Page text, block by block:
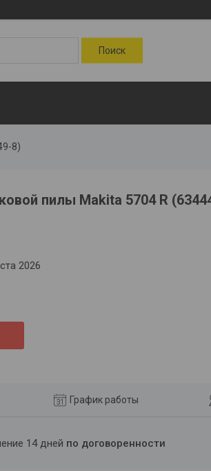
8)
пилы Makita 5704 R
2026
График работы
14 дней по договоренности